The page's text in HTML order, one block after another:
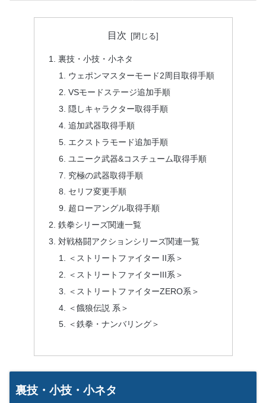
目次
裏技・小技・小ネタ
ウェポンマスターモード2周目取得手順
VSモードステージ追加手順
隠しキャラクター取得手順
追加武器取得手順
エクストラモード追加手順
ユニーク武器&コスチューム取得手順
究極の武器取得手順
セリフ変更手順
超ローアングル取得手順
鉄拳シリーズ関連一覧
対戦格闘アクションシリーズ関連一覧
＜ストリートファイター II系＞
＜ストリートファイターIII系＞
＜ストリートファイターZERO系＞
＜餓狼伝説 系＞
＜鉄拳・ナンバリング＞
裏技・小技・小ネタ